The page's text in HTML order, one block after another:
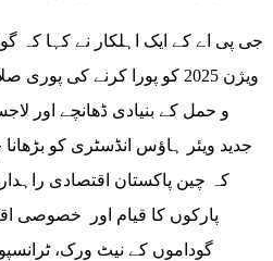
جی پی اے کے ایک اہلکار نے کہا کہ
ویژن 2025 کو پورا کرنے کی
و حمل کے بنیادی ڈھانچے اور
جدید ویئر ہاؤس انڈسٹری کو
کہ چین پاکستان اقتصادی
پارکوں کا قیام اور خصوصی
گوداموں کے نیٹ ورک،